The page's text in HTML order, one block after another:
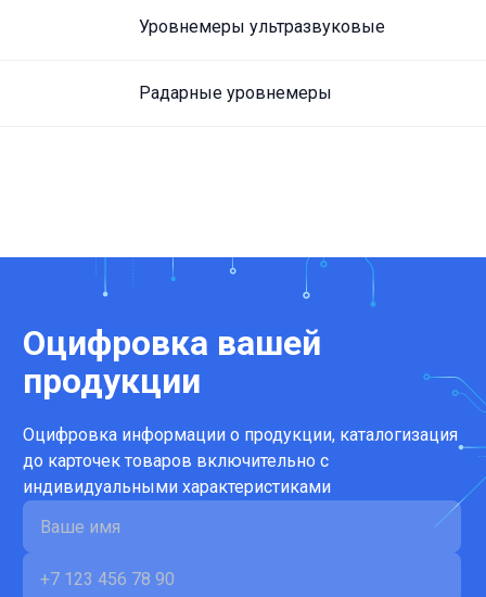
Уровнемеры ультразвуковые
Радарные уровнемеры
Оцифровка вашей
продукции
Оцифровка информации о продукции, каталогизация
до карточек товаров включительно с
индивидуальными характеристиками